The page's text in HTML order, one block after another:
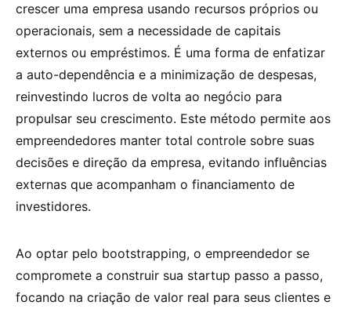
crescer uma empresa usando recursos próprios ou
operacionais, sem a necessidade de capitais
externos ou empréstimos. É uma forma de enfatizar
a auto-dependência e a minimização de despesas,
reinvestindo lucros de volta ao negócio para
propulsar seu crescimento. Este método permite aos
empreendedores manter total controle sobre suas
decisões e direção da empresa, evitando influências
externas que acompanham o financiamento de
investidores.
Ao optar pelo bootstrapping, o empreendedor se
compromete a construir sua startup passo a passo,
focando na criação de valor real para seus clientes e